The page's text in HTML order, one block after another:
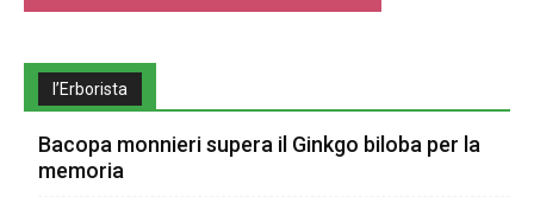
l’Erborista
Bacopa monnieri supera il Ginkgo biloba per la
memoria